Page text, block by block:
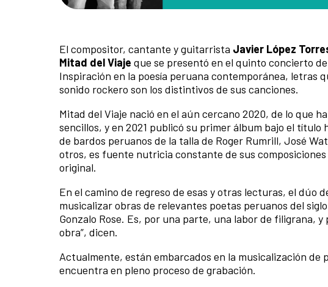
El compositor, cantante y guitarrista Javier López
Mitad del Viaje que se presentó en el quinto concierto
Inspiración en la poesía peruana contemporánea, letras
sonido rockero son los distintivos de sus canciones.
Mitad del Viaje nació en el aún cercano 2020, de lo que
sencillos, y en 2021 publicó su primer álbum bajo el
de bardos peruanos de la talla de Roger Rumrill, José
otros, es fuente nutricia constante de sus
original.
En el camino de regreso de esas y otras lecturas, el dúo
musicalizar obras de relevantes poetas peruanos del
Gonzalo Rose. Es, por una parte, una labor de filigrana,
obra”, dicen.
Actualmente, están embarcados en la musicalización de
encuentra en pleno proceso de grabación.